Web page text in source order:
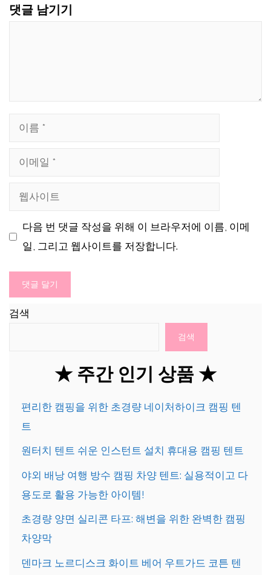
댓글 남기기
이 다음 번 댓글 작성을 위해 이 브라우저에 이름, 이메
일, 그리고 웹사이트를 저장합니다.
검색
검색
★ 주간 인기 상품 ★
편리한 캠핑을 위한 초경량 네이처하이크 캠핑 텐
트
원터치 텐트 쉬운 인스턴트 설치 휴대용 캠핑 텐트
야외 배낭 여행 방수 캠핑 차양 텐트: 실용적이고 다
용도로 활용 가능한 아이템!
초경량 양면 실리콘 타프: 해변을 위한 완벽한 캠핑
차양막
덴마크 노르디스크 화이트 베어 우트가드 코튼 텐